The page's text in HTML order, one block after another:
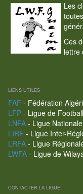
Les
Ces
lettre
LIENS UTILES
FAF - Fédération
LFP- Ligue de
LNFA- Ligue
LIRF - Ligue Inter-
LRFA- Ligue
LWFA- Ligue de
CONTACTER LA LIGUE